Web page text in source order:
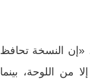
«إن النسخة تحافظ
من اللوحة، بينما